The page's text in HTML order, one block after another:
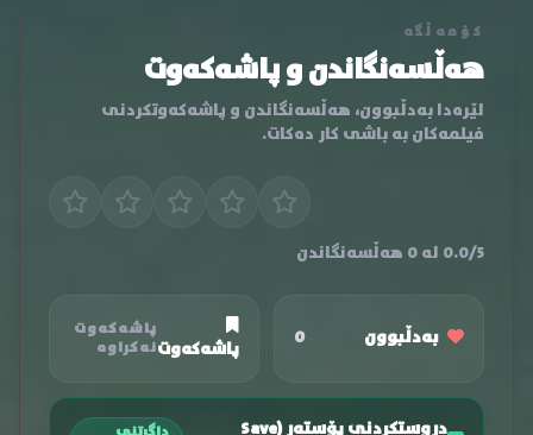
کۆمەڵگە
هەڵسەنگاندن و پاشەکەوت
لێرەدا بەدڵبوون، هەڵسەنگاندن و پاشەکەوتکردنی
فیلمەکان بە باشی کار دەکات.
0.0/5 لە 0 هەڵسەنگاندن
بەدڵبوون 0 پاشەکەوت
پاشەکەوت
نەکراوە